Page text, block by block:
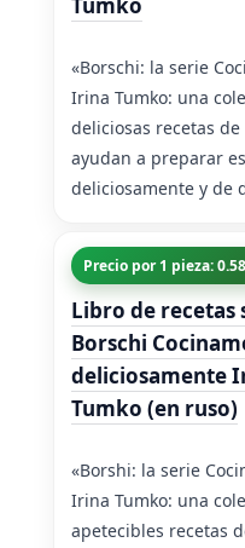
«Borschi: la serie
Irina Tumko: una
deliciosas recetas
ayudan a preparar
deliciosamente y de
Precio por 1 pieza:
Libro de recetas
Borschi
deliciosamente
Tumko (en ruso)
«Borshi: la serie
Irina Tumko: una
apetecibles recetas